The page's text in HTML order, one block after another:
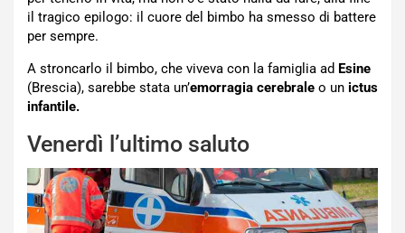
il tragico epilogo: il cuore del bimbo ha smesso di battere
per sempre.
A stroncarlo il bimbo, che viveva con la famiglia ad Esine
(Brescia), sarebbe stata un’emorragia cerebrale o un ictus
infantile.
Venerdì l’ultimo saluto